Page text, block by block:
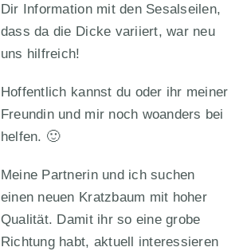
Dir Information mit den Sesalseilen,
dass da die Dicke variiert, war neu
uns hilfreich!
Hoffentlich kannst du oder ihr meiner
Freundin und mir noch woanders bei
helfen. 🙂
Meine Partnerin und ich suchen
einen neuen Kratzbaum mit hoher
Qualität. Damit ihr so eine grobe
Richtung habt, aktuell interessieren